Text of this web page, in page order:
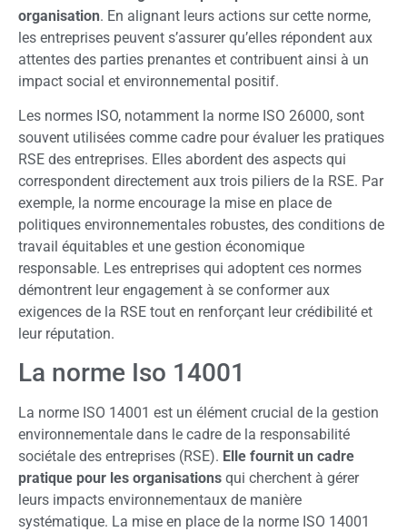
organisation. En alignant leurs actions sur cette norme,
les entreprises peuvent s’assurer qu’elles répondent aux
attentes des parties prenantes et contribuent ainsi à un
impact social et environnemental positif.
Les normes ISO, notamment la norme ISO 26000, sont
souvent utilisées comme cadre pour évaluer les pratiques
RSE des entreprises. Elles abordent des aspects qui
correspondent directement aux trois piliers de la RSE. Par
exemple, la norme encourage la mise en place de
politiques environnementales robustes, des conditions de
travail équitables et une gestion économique
responsable. Les entreprises qui adoptent ces normes
démontrent leur engagement à se conformer aux
exigences de la RSE tout en renforçant leur crédibilité et
leur réputation.
La norme Iso 14001
La norme ISO 14001 est un élément crucial de la gestion
environnementale dans le cadre de la responsabilité
sociétale des entreprises (RSE). Elle fournit un cadre
pratique pour les organisations qui cherchent à gérer
leurs impacts environnementaux de manière
systématique. La mise en place de la norme ISO 14001